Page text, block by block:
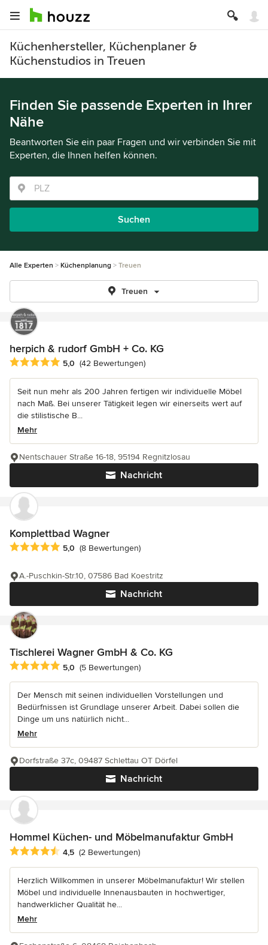
Küchenhersteller, Küchenplaner &
Küchenstudios in Treuen
Finden Sie passende Experten in Ihrer
Nähe
Beantworten Sie ein paar Fragen und wir verbinden Sie mit
Experten, die Ihnen helfen können.
Suchen
Alle Experten Küchenplanung Treuen
Treuen
herpich & rudorf GmbH + Co. KG
Durchschnittliche Bewertung: 5 von 5 Sternen
5,0 (42 Bewertungen)
Seit nun mehr als 200 Jahren fertigen wir individuelle Möbel
nach Maß. Bei unserer Tätigkeit legen wir einerseits wert auf
die stilistische B...
Mehr
Nachricht
Nentschauer Straße 16-18, 95194 Regnitzlosau
Komplettbad Wagner
Durchschnittliche Bewertung: 5 von 5 Sternen
5,0 (8 Bewertungen)
Nachricht
A.-Puschkin-Str.10, 07586 Bad Koestritz
Tischlerei Wagner GmbH & Co. KG
Durchschnittliche Bewertung: 5 von 5 Sternen
5,0 (5 Bewertungen)
Der Mensch mit seinen individuellen Vorstellungen und
Bedürfnissen ist Grundlage unserer Arbeit. Dabei sollen die
Dinge um uns natürlich nicht...
Mehr
Nachricht
Dorfstraße 37c, 09487 Schlettau OT Dörfel
Hommel Küchen- und Möbelmanufaktur GmbH
Durchschnittliche Bewertung: 4.5 von 5 Sternen
4,5 (2 Bewertungen)
Herzlich Willkommen in unserer Möbelmanufaktur! Wir stellen
Möbel und individuelle Innenausbauten in hochwertiger,
handwerklicher Qualität he...
Mehr